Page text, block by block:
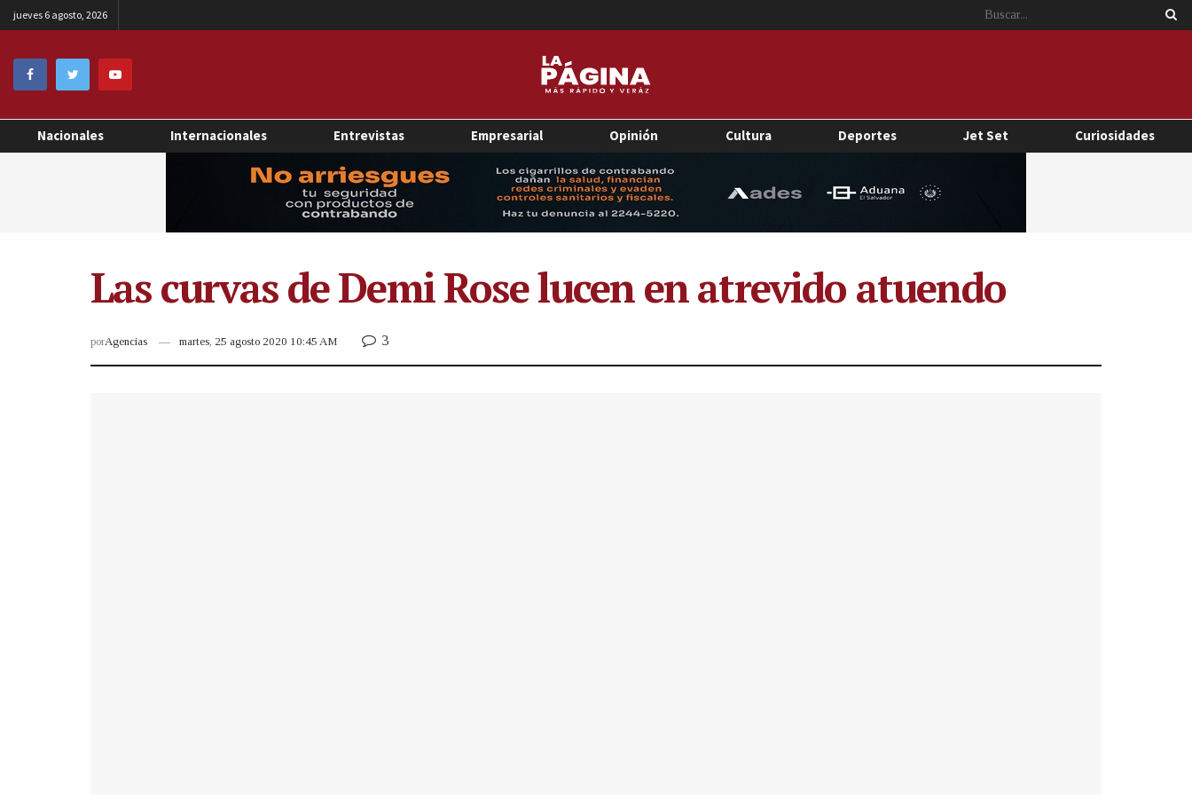
jueves 6 agosto, 2026
Nacionales Internacionales Entrevistas Empresarial Opinión Cultura Deportes Jet Set Curiosidades
Las curvas de Demi Rose lucen en atrevido atuendo
porAgencias martes, 25 agosto 2020 10:45 AM 3